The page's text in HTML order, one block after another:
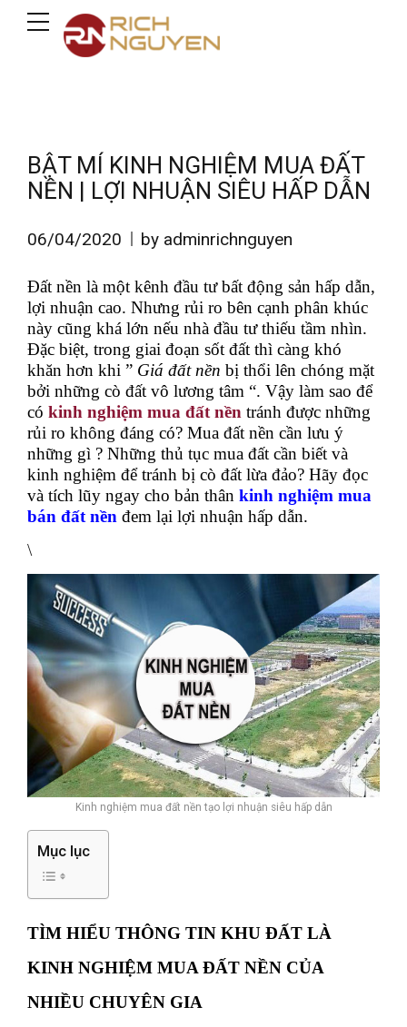
BẬT MÍ KINH NGHIỆM MUA ĐẤT
NỀN | LỢI NHUẬN SIÊU HẤP DẪN
06/04/2020 by adminrichnguyen
Đất nền là một kênh đầu tư bất động sản hấp dẫn,
lợi nhuận cao. Nhưng rủi ro bên cạnh phân khúc
này cũng khá lớn nếu nhà đầu tư thiếu tầm nhìn.
Đặc biệt, trong giai đoạn sốt đất thì càng khó
khăn hơn khi ” Giá đất nền bị thổi lên chóng mặt
bởi những cò đất vô lương tâm “. Vậy làm sao để
có kinh nghiệm mua đất nền tránh được những
rủi ro không đáng có? Mua đất nền cần lưu ý
những gì ? Những thủ tục mua đất cần biết và
kinh nghiệm để tránh bị cò đất lừa đảo? Hãy đọc
và tích lũy ngay cho bản thân kinh nghiệm mua
bán đất nền đem lại lợi nhuận hấp dẫn.
\
Kinh nghiệm mua đất nền tạo lợi nhuận siêu hấp dẫn
Mục lục
TÌM HIỂU THÔNG TIN KHU ĐẤT LÀ
KINH NGHIỆM MUA ĐẤT NỀN CỦA
NHIỀU CHUYÊN GIA